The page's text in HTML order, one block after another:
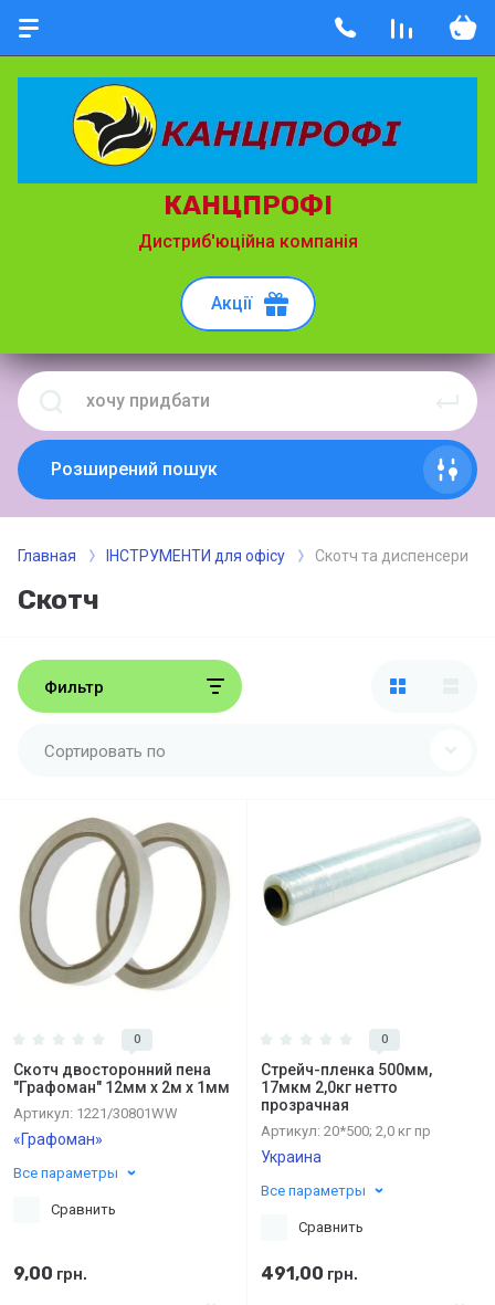
КАНЦПРОФІ
Дистриб'юційна компанія
Акції
Розширений пошук
Главная ІНСТРУМЕНТИ для офісу Скотч та диспенсери
Скотч
Фильтр
Сортировать по
0
Скотч двосторонний пена
"Графоман" 12мм х 2м х 1мм
Артикул: 1221/30801WW
«Графоман»
Все параметры
Сравнить
9,00 грн.
0
Стрейч-пленка 500мм,
17мкм 2,0кг нетто
прозрачная
Артикул: 20*500; 2,0 кг пр
Украина
Все параметры
Сравнить
491,00 грн.